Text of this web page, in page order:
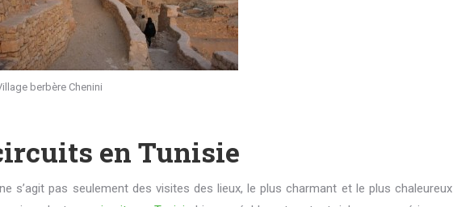
berbère Chenini
en Tunisie
s’agit pas seulement des visites des lieux, le plus charmant et le plus chaleureux